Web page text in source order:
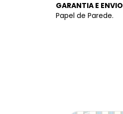
GARANTIA E ENVIO
Papel de Parede.